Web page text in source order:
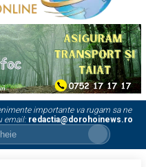
importante va rugam sa ne
email: redactia@dorohoinews.ro